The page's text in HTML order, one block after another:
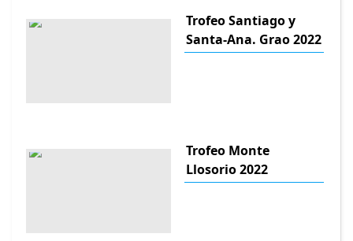
Trofeo Santiago y
Santa-Ana. Grao 2022
Trofeo Monte
Llosorio 2022